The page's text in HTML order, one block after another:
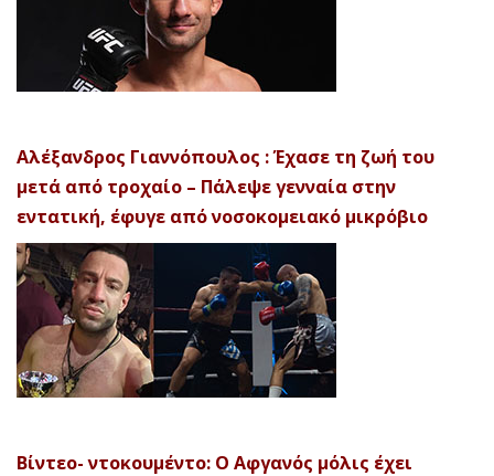
Αλέξανδρος Γιαννόπουλος : Έχασε τη ζωή του
μετά από τροχαίο – Πάλεψε γενναία στην
εντατική, έφυγε από νοσοκομειακό μικρόβιο
Βίντεο- ντοκουμέντο: Ο Αφγανός μόλις έχει